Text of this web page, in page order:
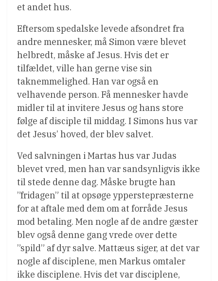
et andet hus.
Eftersom spedalske levede afsondret fra
andre mennesker, må Simon være blevet
helbredt, måske af Jesus. Hvis det er
tilfældet, ville han gerne vise sin
taknemmelighed. Han var også en
velhavende person. Få mennesker havde
midler til at invitere Jesus og hans store
følge af disciple til middag. I Simons hus var
det Jesus’ hoved, der blev salvet.
Ved salvningen i Martas hus var Judas
blevet vred, men han var sandsynligvis ikke
til stede denne dag. Måske brugte han
”fridagen” til at opsøge ypperstepræsterne
for at aftale med dem om at forråde Jesus
mod betaling. Men nogle af de andre gæster
blev også denne gang vrede over dette
”spild” af dyr salve. Mattæus siger, at det var
nogle af disciplene, men Markus omtaler
ikke disciplene. Hvis det var disciplene,